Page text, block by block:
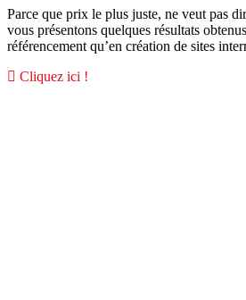
Parce que prix le plus juste, ne veut pas
vous présentons quelques résultats
référencement qu’en création de sites
Cliquez ici !